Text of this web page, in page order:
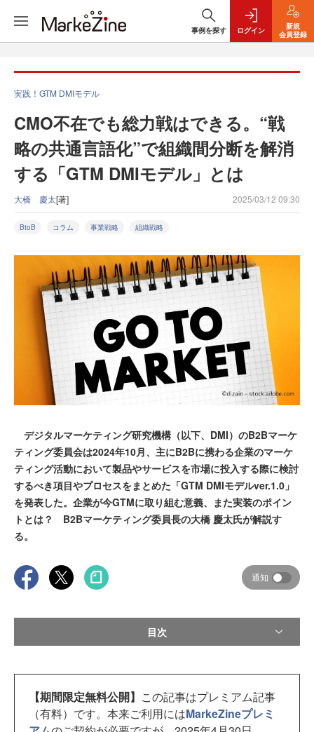
事例を探す ログイン
新規
会員登録
実践！GTM DMIモデル
CMO不在でも総力戦はできる。“戦
略の共通言語化”で組織間分断を解消
する「GTM DMIモデル」とは
大橋 慶太[著] 2025/03/12 09:30
BtoB コラム 事業戦略 組織戦略
デジタルマーケティング研究機構（以下、DMI）のB2Bマーケ
ティング委員会は2024年10月、主にB2Bに携わる企業のマーケ
ティング活動において製品やサービスを市場に投入する際に検討
するべき項目やプロセスをまとめた「GTM DMIモデルver.1.0」
を発表した。企業が今GTMに取り組む意義、また実装のポイン
トとは？ B2Bマーケティング委員長の大橋 慶太氏が解説す
る。
通知
目次
【期間限定無料公開】 この記事はプレミアム記事
（有料）です。本来ご利用にはMarkeZineプレミ